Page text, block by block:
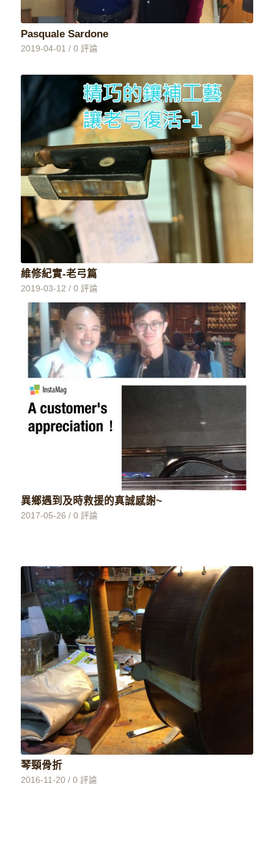
Pasquale Sardone
2019-04-01 / 0 評論
維修紀實-老弓篇
2019-03-12 / 0 評論
異鄉遇到及時救援的真誠感謝~
2017-05-26 / 0 評論
琴頸骨折
2016-11-20 / 0 評論